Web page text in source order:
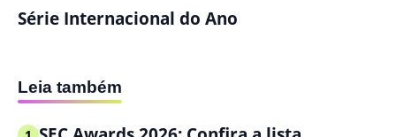
Série Internacional do Ano
Leia também